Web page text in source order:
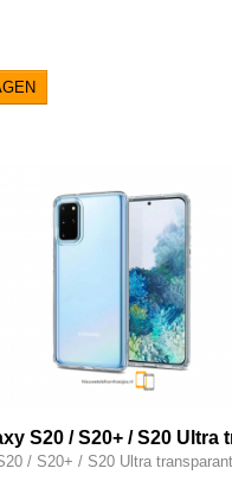
S20 / S20+ / S20 Ultra
/ S20+ / S20 Ultra